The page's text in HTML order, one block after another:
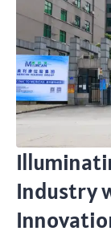
Industry